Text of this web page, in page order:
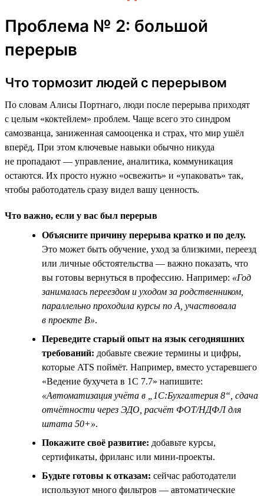
Проблема № 2: большой
перерыв
Что тормозит людей с перерывом
По словам Алисы Портнаго, люди после перерыва приходят
с целым «коктейлем» проблем. Чаще всего это синдром
самозванца, заниженная самооценка и страх, что мир ушёл
вперёд. При этом ключевые навыки обычно никуда
не пропадают — управление, аналитика, коммуникация
остаются. Их просто нужно «освежить» и «упаковать» так,
чтобы работодатель сразу видел вашу ценность.
Что важно, если у вас был перерыв
Объясните причину перерыва кратко и по делу.
Это может быть обучение, уход за близкими, переезд
или личные обстоятельства — важно показать, что
вы готовы вернуться в профессию. Например: «Год
занималась переездом и уходом за родственником,
параллельно проходила курсы по A, участвовала
в проекте B».
Переведите старый опыт на язык сегодняшних
требований: добавьте свежие термины и цифры,
которые ATS поймёт. Например, вместо устаревшего
«Ведение бухучета в 1С 7.7» напишите:
«Автоматизация учёта в „1С:Бухгалтерия 8“, сдача
отчётности через ЭДО, расчёт ФОТ/НДФЛ для
штата 50+».
Покажите своё развитие: добавьте курсы,
сертификаты, фриланс или мини-проекты.
Будьте готовы к отказам: сейчас работодатели
используют много фильтров — автоматические